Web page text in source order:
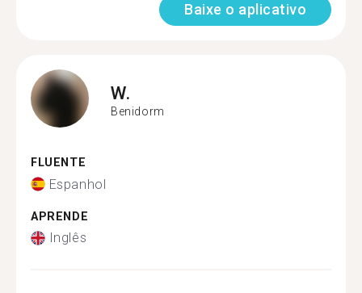
Baixe o aplicativo
W.
Benidorm
FLUENTE
Espanhol
APRENDE
Inglês